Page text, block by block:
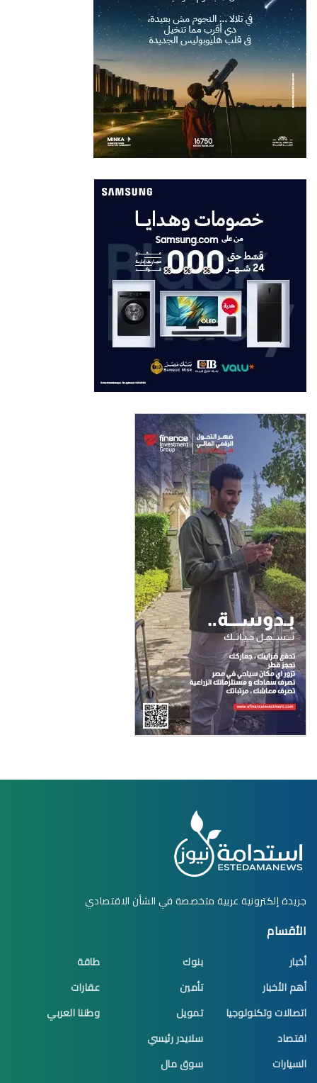
جريدة إلكترونية عربية متخصصة في الشأن الاقتصادي
الأقسام
أخبار
أهم الأخبار
اتصالات وتكنولوجيا
اقتصاد
السيارات
بنوك
تأمين
تمويل
سلايدر رئيسي
سوق مال
طاقة
عقارات
وطننا العربي